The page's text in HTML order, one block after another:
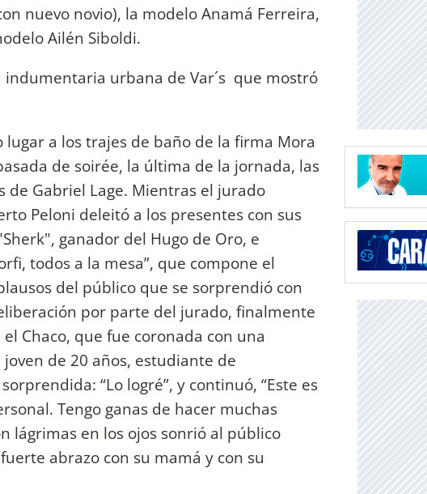
nuevo novio), la modelo Anamá Ferreira,
Ailén Siboldi.
urbana de Var´s que mostró
a los trajes de baño de la firma Mora
de soirée, la última de la jornada, las
de Gabriel Lage. Mientras el jurado
Peloni deleitó a los presentes con sus
ganador del Hugo de Oro, e
todos a la mesa”, que compone el
del público que se sorprendió con
por parte del jurado, finalmente
Chaco, que fue coronada con una
joven de 20 años, estudiante de
“Lo logré”, y continuó, “Este es
Tengo ganas de hacer muchas
lágrimas en los ojos sonrió al público
abrazo con su mamá y con su